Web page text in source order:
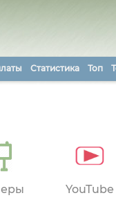
Статистика Топ
YouTube